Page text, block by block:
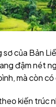
sơ của Bản
đậm nét
mà còn
kiến trúc